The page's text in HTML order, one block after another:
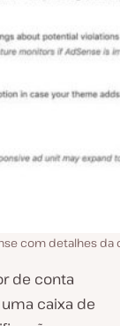
com detalhes da
de conta
caixa de